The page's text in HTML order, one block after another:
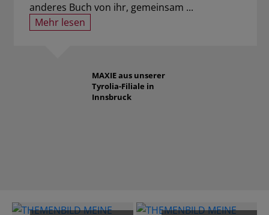
anderes Buch von ihr, gemeinsam ...
Mehr lesen
MAXIEaus unserer
Tyrolia-Filiale in
Innsbruck